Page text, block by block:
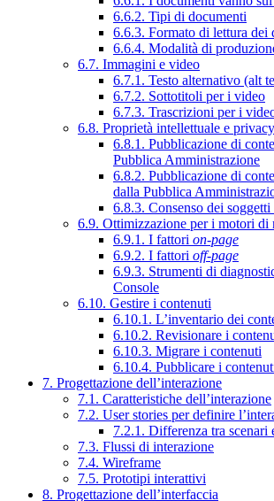
6.6.2. Tipi di documenti
6.6.3. Formato di lettura dei
6.6.4. Modalità di
6.7. Immagini e video
6.7.1. Testo alternativo (alt
6.7.2. Sottotitoli per i video
6.7.3. Trascrizioni per i
6.8. Proprietà intellettuale e privacy
6.8.1. Pubblicazione di
Pubblica Amministrazione
6.8.2. Pubblicazione di
dalla Pubblica
6.8.3. Consenso dei
6.9. Ottimizzazione per i motori di
6.9.1. I fattori on-page
6.9.2. I fattori off-page
6.9.3. Strumenti di
Console
6.10. Gestire i contenuti
6.10.1. L’inventario dei
6.10.2. Revisionare i
6.10.3. Migrare i contenuti
6.10.4. Pubblicare i
7. Progettazione dell’interazione
7.1. Caratteristiche dell’interazione
7.2. User stories per definire
7.2.1. Differenza tra scenari
7.3. Flussi di interazione
7.4. Wireframe
7.5. Prototipi interattivi
8. Progettazione dell’interfaccia